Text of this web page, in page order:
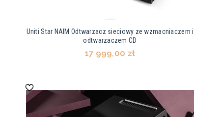
Uniti Star NAIM Odtwarzacz sieciowy ze wzmacniaczem i
odtwarzaczem CD
17 999,00 zł